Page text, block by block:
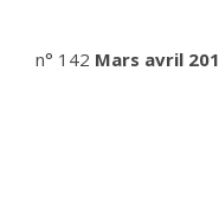
n° 142 Mars avril